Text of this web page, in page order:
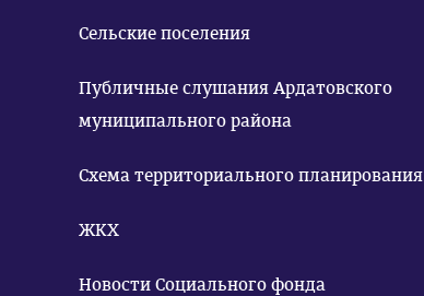
Сельские поселения
Публичные слушания Ардатовского
муниципального района
Схема территориального планирования
ЖКХ
Новости Социального фонда